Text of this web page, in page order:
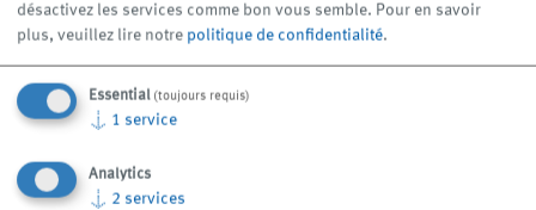
désactivez les services comme bon vous semble. Pour en savoir
plus, veuillez lire notre politique de confidentialité.
Essential (toujours requis)
↓ 1 service
Analytics
↓ 2 services